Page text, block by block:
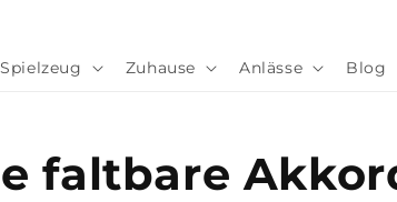
Spielzeug Zuhause Anlässe Blog
faltbare